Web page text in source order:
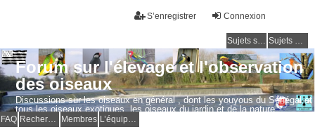
Connexion
S’enregistrer
Sujets sans réponse Sujets actifs
Forum sur l'élevage et l'observation
des oiseaux
Discussions sur les oiseaux en général , dont les youyous du Sénégal et
tous les oiseaux exotiques, les oiseaux du jardin et de la nature.
Questions, photos, expériences.
FAQ Membres